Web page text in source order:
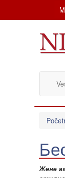
Жене